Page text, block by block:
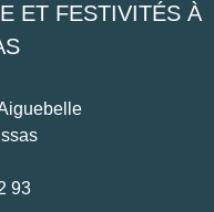
ET FESTIVITÉS À
93